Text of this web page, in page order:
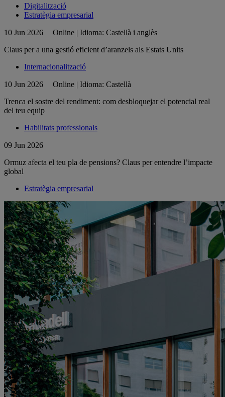
Digitalització
Estratègia empresarial
10 Jun 2026
Online | Idioma: Castellà i anglès
Claus per a una gestió eficient d’aranzels als Estats Units
Internacionalització
10 Jun 2026
Online | Idioma: Castellà
Trenca el sostre del rendiment: com desbloquejar el potencial real
del teu equip
Habilitats professionals
09 Jun 2026
Ormuz afecta el teu pla de pensions? Claus per entendre l’impacte
global
Estratègia empresarial